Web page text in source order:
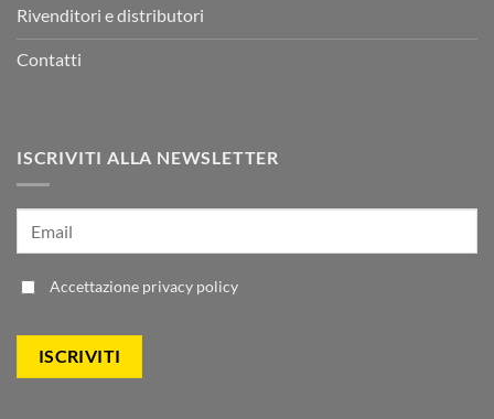
Rivenditori e distributori
Contatti
ISCRIVITI ALLA NEWSLETTER
Accettazione privacy policy